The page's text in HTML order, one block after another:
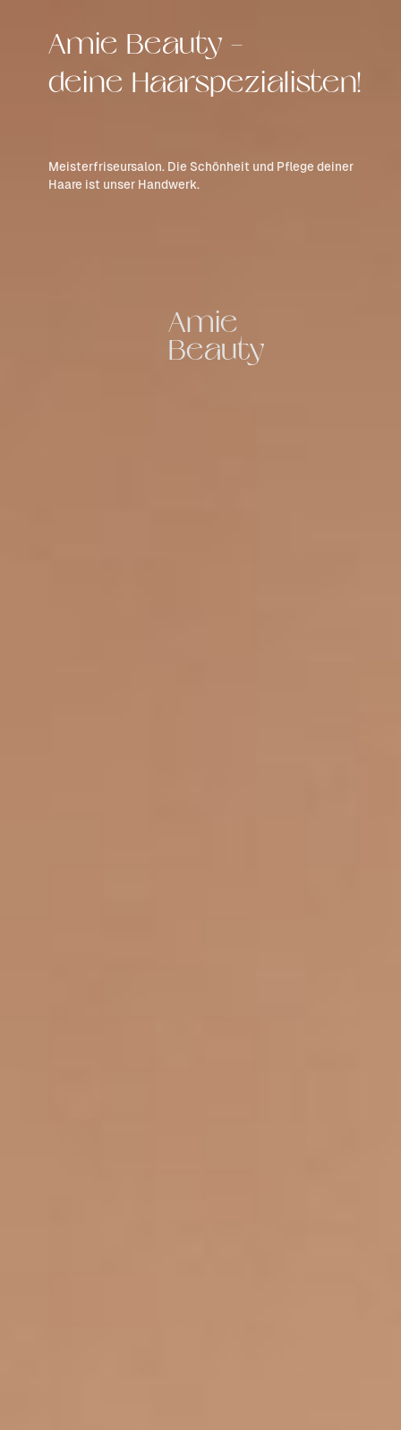
Amie
Beauty
Amie Beauty –
deine Haarspezialisten!
Meisterfriseursalon. Die Schönheit und Pflege deiner
Haare ist unser Handwerk.